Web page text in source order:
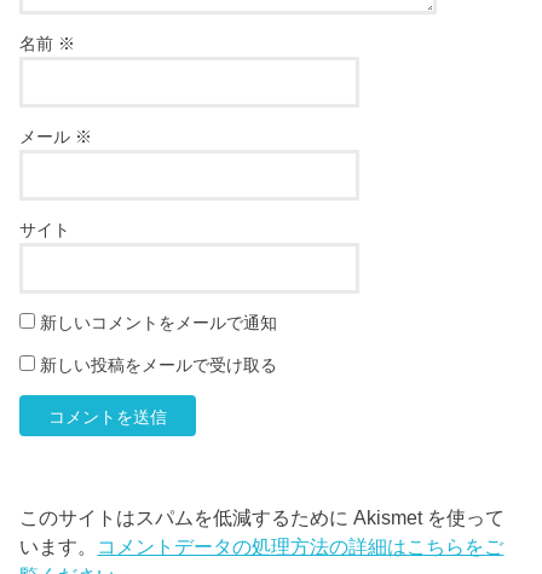
名前 ※
メール ※
サイト
新しいコメントをメールで通知
新しい投稿をメールで受け取る
このサイトはスパムを低減するために Akismet を使って
います。 コメントデータの処理方法の詳細はこちらをご